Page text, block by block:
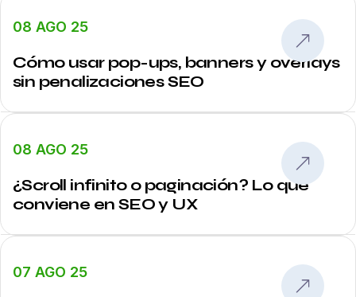
08 AGO 25
Cómo usar pop-ups, banners y overlays
sin penalizaciones SEO
08 AGO 25
¿Scroll infinito o paginación? Lo que
conviene en SEO y UX
07 AGO 25